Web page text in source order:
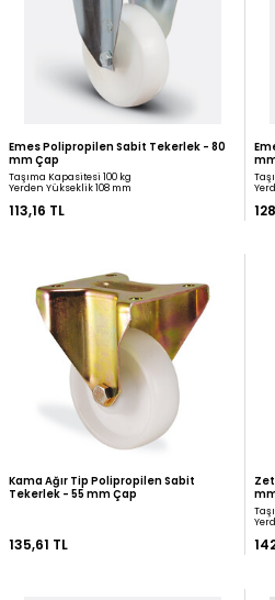
Emes Polipropilen Sabit Tekerlek - 80
mm Çap
Taşıma Kapasitesi 100 kg
Yerden Yükseklik 108 mm
113,16 TL